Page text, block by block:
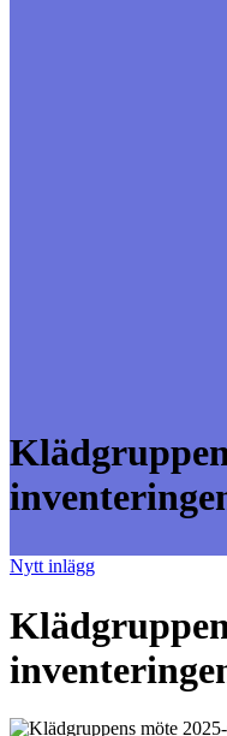
Nytt inlägg